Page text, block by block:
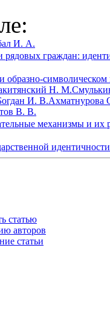
И. А.
рядовых граждан:
образно-
Н. М.
И. В.Ахматнурова
В. В.
механизмы и
статью
авторов
статьи